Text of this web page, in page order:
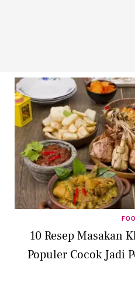
10 Resep Masakan
Populer Cocok Jadi